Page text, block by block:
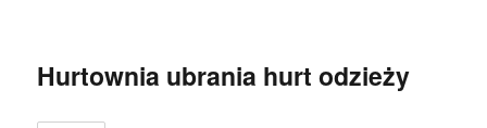
Hurtownia ubrania hurt odzieży